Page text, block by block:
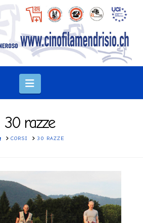
Navigation
30 razze
HOMECORSI 30 RAZZE